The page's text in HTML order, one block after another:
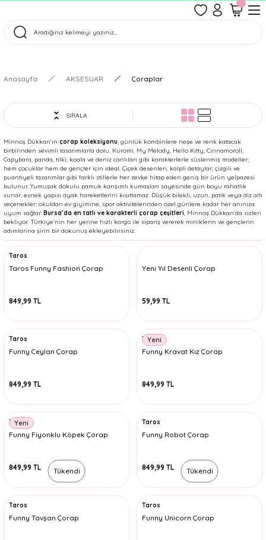
Tüm Siparişler Aynı Gün Kargoda!
Anasayfa AKSESUAR Çoraplar
SIRALA
Minnoş Dükkan’ın çorap koleksiyonu, günlük kombinlere neşe ve renk katacak
birbirinden sevimli tasarımlarla dolu. Kuromi, My Melody, Hello Kitty, Cinnamoroll,
Capybara, panda, tilki, koala ve deniz canlıları gibi karakterlerle süslenmiş modeller;
hem çocuklar hem de gençler için ideal. Çiçek desenleri, kalpli detaylar, çizgili ve
puantiyeli tasarımlar gibi farklı stillerle her zevke hitap eden geniş bir ürün yelpazesi
bulunur. Yumuşak dokulu pamuk karışımlı kumaşları sayesinde gün boyu rahatlık
sunar, esnek yapısı ayak hareketlerini kısıtlamaz. Düşük bilekli, uzun, patik veya diz altı
seçenekler; okuldan ev giyimine, spor aktivitelerinden özel günlere kadar her anınıza
uyum sağlar. Bursa’da en tatlı ve karakterli çorap çeşitleri, Minnoş Dükkan’da sizleri
bekliyor. Türkiye’nin her yerine hızlı kargo ile sipariş vererek miniklerin ve gençlerin
adımlarına şirin bir dokunuş ekleyebilirsiniz.
Taros
Taros Funny Fashion Çorap
849,99 TL
Yeni Yıl Desenli Çorap
59,99 TL
Taros
Funny Ceylan Çorap
849,99 TL
Yeni
Taros
Funny Kravat Kız Çorap
849,99 TL
Yeni
Taros
Funny Fiyonklu Köpek Çorap
849,99 TL
Taros
Funny Robot Çorap
849,99 TL
Tükendi
Taros
Funny Tavşan Çorap
Tükendi
Taros
Funny Unicorn Çorap